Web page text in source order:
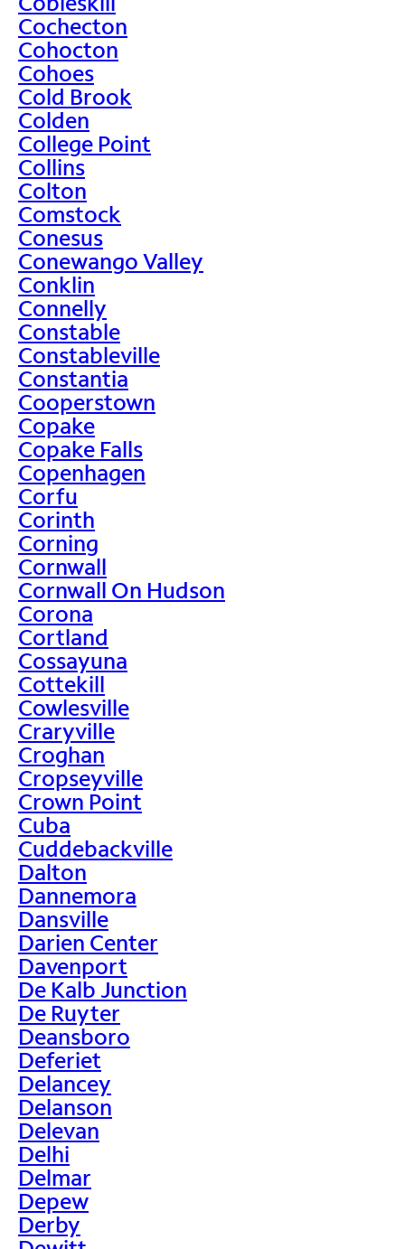
Cochecton
Cohocton
Cohoes
Cold Brook
Colden
College Point
Collins
Colton
Comstock
Conesus
Conewango Valley
Conklin
Connelly
Constable
Constableville
Constantia
Cooperstown
Copake
Copake Falls
Copenhagen
Corfu
Corinth
Corning
Cornwall
Cornwall On Hudson
Corona
Cortland
Cossayuna
Cottekill
Cowlesville
Craryville
Croghan
Cropseyville
Crown Point
Cuba
Cuddebackville
Dalton
Dannemora
Dansville
Darien Center
Davenport
De Kalb Junction
De Ruyter
Deansboro
Deferiet
Delancey
Delanson
Delevan
Delhi
Delmar
Depew
Derby